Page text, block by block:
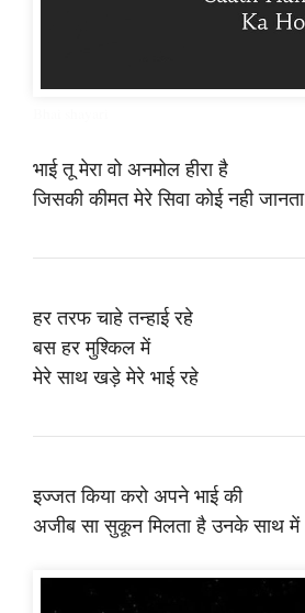
भाई तू मेरा वो अनमोल हीरा है
जिसकी कीमत मेरे सिवा कोई नही जानता
हर तरफ चाहे तन्हाई रहे
बस हर मुश्किल में
मेरे साथ खड़े मेरे भाई रहे
इज्जत किया करो अपने भाई की
अजीब सा सुकून मिलता है उनके साथ में